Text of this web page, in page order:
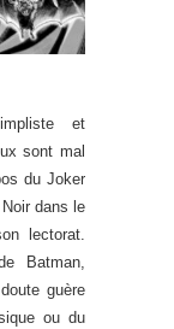
et
sont mal
du Joker
dans le
lectorat.
Batman,
guère
ou du